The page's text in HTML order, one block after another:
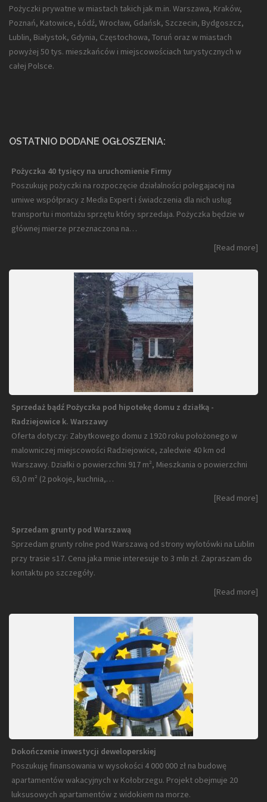
Pożyczki prywatne w miastach takich jak m.in. Warszawa, Kraków,
Poznań, Katowice, Łódź, Wrocław, Gdańsk, Szczecin, Bydgoszcz,
Lublin, Białystok, Gdynia, Częstochowa, Toruń oraz w miastach
powyżej 50 tys. mieszkańców i miejscowościach turystycznych w
całej Polsce.
OSTATNIO DODANE OGŁOSZENIA:
Pożyczka 40 tysięcy na uruchomienie Firmy
Poszukuję pożyczki na rozpoczęcie działalności polegajacej na
umiwe współpracy z Media Expert i świadczenia dla nich usług
transportu i montażu sprzętu który sprzedaja. Pożyczka będzie w
głównej mierze przeznaczona na…
[Read more]
Sprzedaż bądź Pożyczka pod hipotekę domu z działką -
Radziejowice k. Warszawy
Oferta dotyczy: Zabytkowego domu z 1920 roku położonego w
malowniczej miejscowości Radziejowice, zaledwie 40 km od
Warszawy. Działki o powierzchni 917 m², Mieszkania o powierzchni
63,0 m² (2 pokoje, kuchnia,…
[Read more]
Sprzedam grunty pod Warszawą
Sprzedam grunty rolne pod Warszawą od strony wylotówki na Lublin
przy trasie s17. Cena jaka mnie interesuje to 3 mln zł. Zapraszam do
kontaktu po szczegóły.
[Read more]
Dokończenie inwestycji deweloperskiej
Poszukuję finansowania w wysokości 4 000 000 zł na budowę
apartamentów wakacyjnych w Kołobrzegu. Projekt obejmuje 20
luksusowych apartamentów z widokiem na morze.